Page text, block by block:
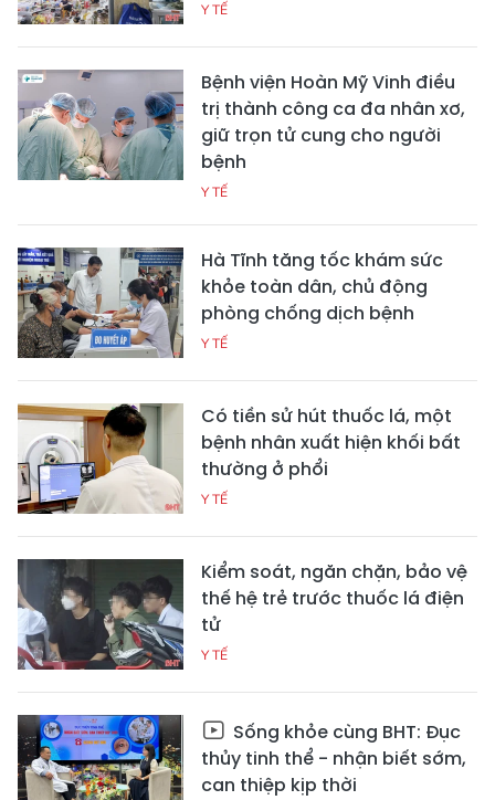
Y TẾ
Bệnh viện Hoàn Mỹ Vinh điều
trị thành công ca đa nhân xơ,
giữ trọn tử cung cho người
bệnh
Y TẾ
Hà Tĩnh tăng tốc khám sức
khỏe toàn dân, chủ động
phòng chống dịch bệnh
Y TẾ
Có tiền sử hút thuốc lá, một
bệnh nhân xuất hiện khối bất
thường ở phổi
Y TẾ
Kiểm soát, ngăn chặn, bảo vệ
thế hệ trẻ trước thuốc lá điện
tử
Y TẾ
Sống khỏe cùng BHT: Đục
thủy tinh thể - nhận biết sớm,
can thiệp kịp thời